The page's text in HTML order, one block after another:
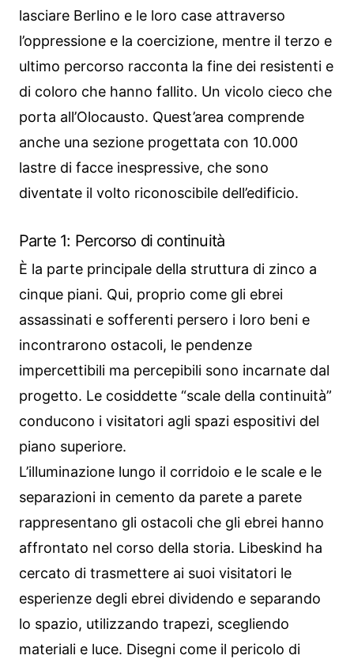
lasciare Berlino e le loro case attraverso
l’oppressione e la coercizione, mentre il terzo e
ultimo percorso racconta la fine dei resistenti e
di coloro che hanno fallito. Un vicolo cieco che
porta all’Olocausto. Quest’area comprende
anche una sezione progettata con 10.000
lastre di facce inespressive, che sono
diventate il volto riconoscibile dell’edificio.
Parte 1: Percorso di continuità
È la parte principale della struttura di zinco a
cinque piani. Qui, proprio come gli ebrei
assassinati e sofferenti persero i loro beni e
incontrarono ostacoli, le pendenze
impercettibili ma percepibili sono incarnate dal
progetto. Le cosiddette “scale della continuità”
conducono i visitatori agli spazi espositivi del
piano superiore.
L’illuminazione lungo il corridoio e le scale e le
separazioni in cemento da parete a parete
rappresentano gli ostacoli che gli ebrei hanno
affrontato nel corso della storia. Libeskind ha
cercato di trasmettere ai suoi visitatori le
esperienze degli ebrei dividendo e separando
lo spazio, utilizzando trapezi, scegliendo
materiali e luce. Disegni come il pericolo di